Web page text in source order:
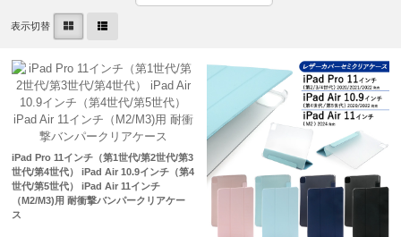
表示切替
iPad Pro 11インチ（第1世代/第2世代/第3
世代/第4世代） iPad Air 10.9インチ（第4
世代/第5世代） iPad Air 11インチ
（M2/M3)用 耐衝撃バンパークリアケー
ス